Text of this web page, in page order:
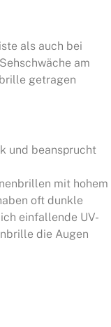
als auch bei
am
getragen
und beansprucht
mit hohem
oft dunkle
einfallende UV-
die Augen